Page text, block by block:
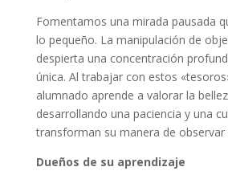
Fomentamos una mirada pausada
lo pequeño. La manipulación de
despierta una concentración
única. Al trabajar con estos
alumnado aprende a valorar la
desarrollando una paciencia y una
transforman su manera de observar
Dueños de su aprendizaje